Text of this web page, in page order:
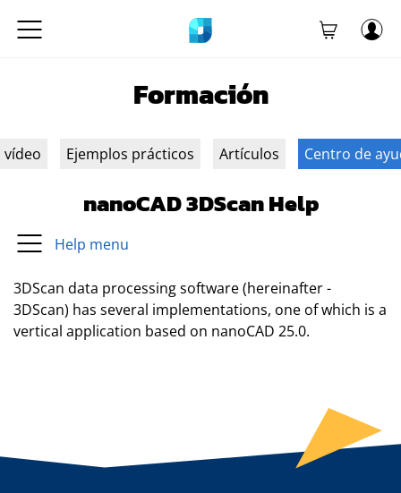
Formación
vídeo Ejemplos prácticos Artículos Centro de
nanoCAD 3DScan Help
Help menu
3DScan data processing software (hereinafter -
3DScan) has several implementations, one of which is a
vertical application based on nanoCAD 25.0.